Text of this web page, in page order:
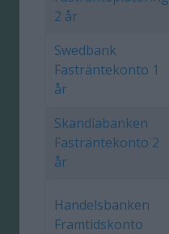
2 år
Swedbank
Fasträntekonto 1
år
Skandiabanken
Fasträntekonto 2
år
Handelsbanken
Framtidskonto